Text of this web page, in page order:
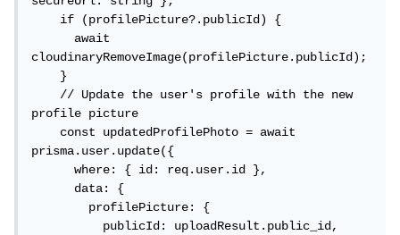
    if (profilePicture?.publicId) {
      await
cloudinaryRemoveImage(profilePicture.publicId);
    }
    // Update the user's profile with the new
profile picture
    const updatedProfilePhoto = await
prisma.user.update({
      where: { id: req.user.id },
      data: {
        profilePicture: {
          publicId: uploadResult.public_id,